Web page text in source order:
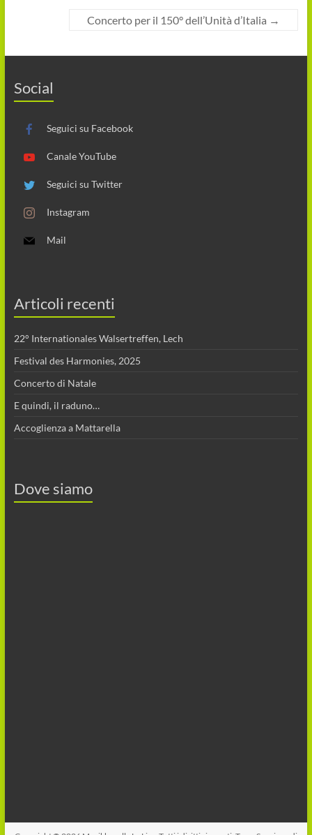
Concerto per il 150° dell’Unità d’Italia →
Social
Seguici su Facebook
Canale YouTube
Seguici su Twitter
Instagram
Mail
Articoli recenti
22° Internationales Walsertreffen, Lech
Festival des Harmonies, 2025
Concerto di Natale
E quindi, il raduno…
Accoglienza a Mattarella
Dove siamo